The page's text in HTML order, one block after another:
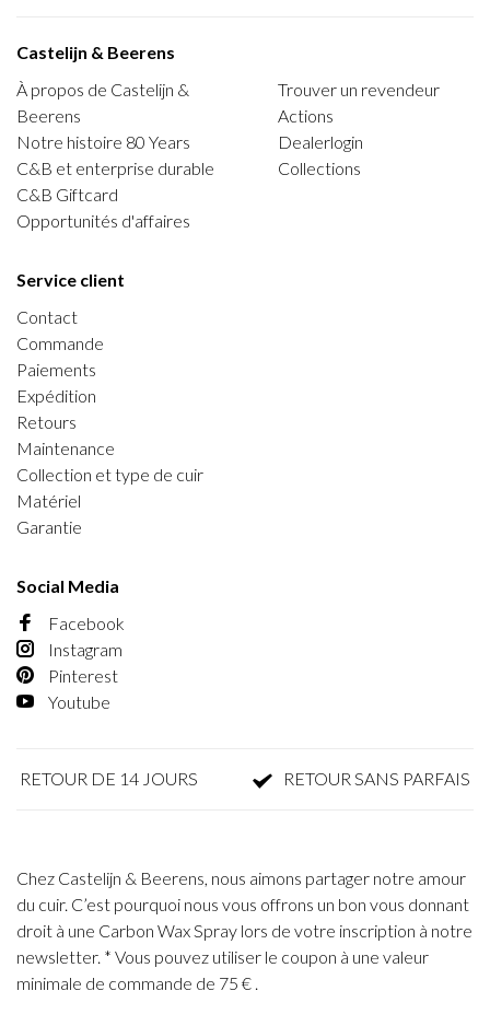
Castelijn & Beerens
À propos de Castelijn &
Beerens
Notre histoire 80 Years
C&B et enterprise durable
C&B Giftcard
Opportunités d'affaires
Trouver un revendeur
Actions
Dealerlogin
Collections
Service client
Contact
Commande
Paiements
Expédition
Retours
Maintenance
Collection et type de cuir
Matériel
Garantie
Social Media
Facebook
Instagram
Pinterest
Youtube
DE 14 JOURS RETOUR SANS PARFAIS
Chez Castelijn & Beerens, nous aimons partager notre amour
du cuir. C’est pourquoi nous vous offrons un bon vous donnant
droit à une Carbon Wax Spray lors de votre inscription à notre
newsletter. * Vous pouvez utiliser le coupon à une valeur
minimale de commande de 75 € .